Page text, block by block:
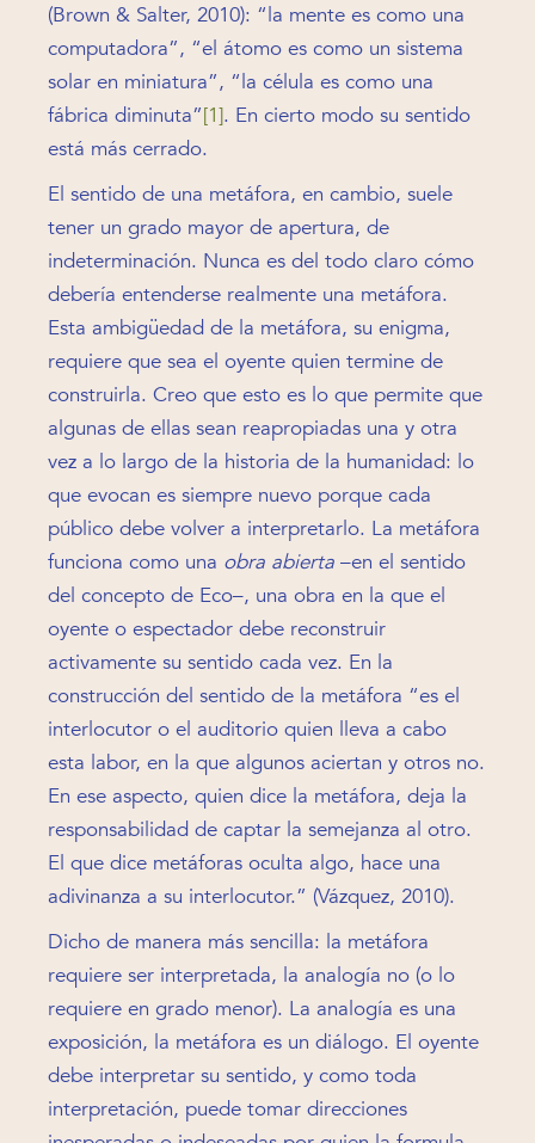
(Brown & Salter, 2010): “la mente es como una
computadora”, “el átomo es como un sistema
solar en miniatura”, “la célula es como una
fábrica diminuta”[1]. En cierto modo su sentido
está más cerrado.
El sentido de una metáfora, en cambio, suele
tener un grado mayor de apertura, de
indeterminación. Nunca es del todo claro cómo
debería entenderse realmente una metáfora.
Esta ambigüedad de la metáfora, su enigma,
requiere que sea el oyente quien termine de
construirla. Creo que esto es lo que permite que
algunas de ellas sean reapropiadas una y otra
vez a lo largo de la historia de la humanidad: lo
que evocan es siempre nuevo porque cada
público debe volver a interpretarlo. La metáfora
funciona como una obra abierta –en el sentido
del concepto de Eco–, una obra en la que el
oyente o espectador debe reconstruir
activamente su sentido cada vez. En la
construcción del sentido de la metáfora “es el
interlocutor o el auditorio quien lleva a cabo
esta labor, en la que algunos aciertan y otros no.
En ese aspecto, quien dice la metáfora, deja la
responsabilidad de captar la semejanza al otro.
El que dice metáforas oculta algo, hace una
adivinanza a su interlocutor.” (Vázquez, 2010).
Dicho de manera más sencilla: la metáfora
requiere ser interpretada, la analogía no (o lo
requiere en grado menor). La analogía es una
exposición, la metáfora es un diálogo. El oyente
debe interpretar su sentido, y como toda
interpretación, puede tomar direcciones